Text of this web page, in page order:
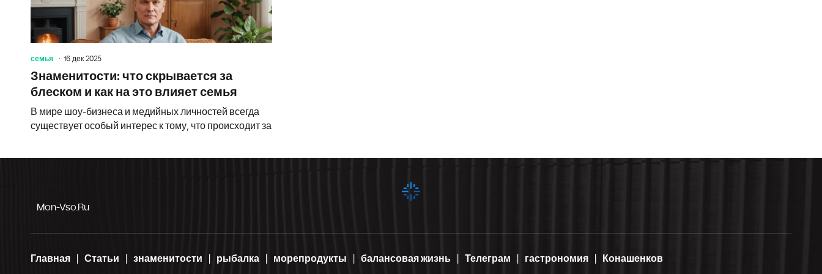
семья 16 дек 2025
Знаменитости: что скрывается за
блеском и как на это влияет семья
В мире шоу-бизнеса и медийных личностей всегда
существует особый интерес к тому, что происходит за
Mon-Vso.ru
Главная Статьи знаменитости рыбалка морепродукты балансовая жизнь Телеграм гастрономия Конашенков